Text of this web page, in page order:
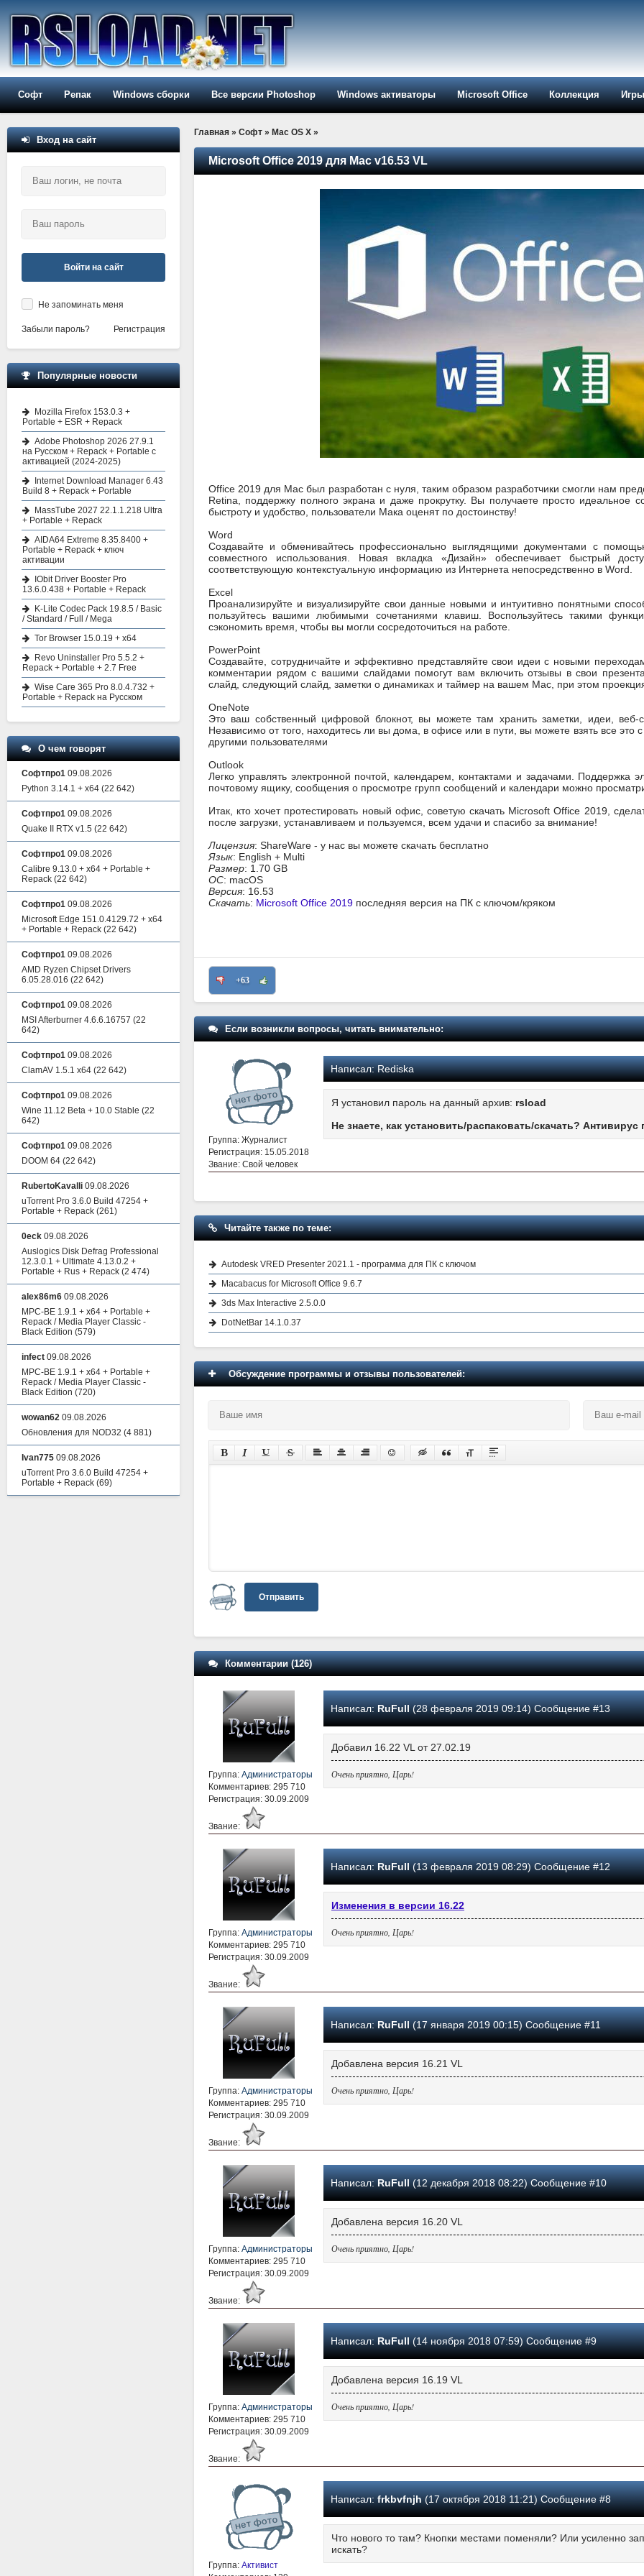
Софт Репак Windows сборки Все версии Photoshop Windows активаторы Microsoft Office Коллекция Игры
Главная » Софт » Mac OS X »
Microsoft Office 2019 для Mac v16.53 VL
Office 2019 для Mac был разработан с нуля, таким образом разработчики смогли нам
Retina, поддержку полного экрана и даже прокрутку. Вы получаете просто идеальное
быстроту и удобство, пользователи Мака оценят по достоинству!
Word
Создавайте и обменивайтесь профессионально выглядящими документами с
совместного использования. Новая вкладка «Дизайн» обеспечивает быстрый
соответствующую контекстуальную информацию из Интернета непосредственно в Word.
Excel
Проанализируйте и визуализируйте свои данные новыми и интуитивно понятными
пользуйтесь вашими любимыми сочетаниями клавиш. Воспользуйтесь такими
сэкономить время, чтобы вы могли сосредоточиться на работе.
PowerPoint
Создавайте, сотрудничайте и эффективно представляйте свои идеи с новыми
комментарии рядом с вашими слайдами помогут вам включить отзывы в свои
слайд, следующий слайд, заметки о динамиках и таймер на вашем Mac, при этом
OneNote
Это ваш собственный цифровой блокнот, вы можете там хранить заметки, идеи,
Независимо от того, находитесь ли вы дома, в офисе или в пути, вы можете взять все
другими пользователями
Outlook
Легко управлять электронной почтой, календарем, контактами и задачами. Поддержка
почтовому ящику, сообщения о просмотре групп сообщений и календари можно
Итак, кто хочет протестировать новый офис, советую скачать Microsoft Office 2019,
после загрузки, устанавливаем и пользуемся, всем удачи и спасибо за внимание!
Лицензия: ShareWare - у нас вы можете скачать бесплатно
Язык: English + Multi
Размер: 1.70 GB
ОС: macOS
Версия: 16.53
Скачать: Microsoft Office 2019 последняя версия на ПК с ключом/кряком
+63
Если возникли вопросы, читать внимательно:
Группа: Журналист
Регистрация: 15.05.2018
Звание: Свой человек
Написал:Rediska
Я установил пароль на данный архив: rsload
Не знаете, как установить/распаковать/скачать?
Читайте также по теме:
Autodesk VRED Presenter 2021.1 - программа для ПК с ключом
Macabacus for Microsoft Office 9.6.7
3ds Max Interactive 2.5.0.0
DotNetBar 14.1.0.37
Обсуждение программы и отзывы пользователей:
Отправить
Комментарии (126)
Группа: Администраторы
Комментариев: 295 710
Регистрация: 30.09.2009
Звание:
Написал: RuFull(28 февраля 2019 09:14) Сообщение #13
Добавил 16.22 VL от 27.02.19
Очень приятно, Царь!
Группа: Администраторы
Комментариев: 295 710
Регистрация: 30.09.2009
Звание:
Написал: RuFull(13 февраля 2019 08:29) Сообщение #12
Изменения в версии 16.22
Очень приятно, Царь!
Группа: Администраторы
Комментариев: 295 710
Регистрация: 30.09.2009
Звание:
Написал: RuFull(17 января 2019 00:15) Сообщение #11
Добавлена версия 16.21 VL
Очень приятно, Царь!
Группа: Администраторы
Комментариев: 295 710
Регистрация: 30.09.2009
Звание:
Написал: RuFull(12 декабря 2018 08:22) Сообщение #10
Добавлена версия 16.20 VL
Очень приятно, Царь!
Группа: Администраторы
Комментариев: 295 710
Регистрация: 30.09.2009
Звание:
Написал: RuFull(14 ноября 2018 07:59) Сообщение #9
Добавлена версия 16.19 VL
Очень приятно, Царь!
Группа: Активист
Написал: frkbvfnjh(17 октября 2018 11:21) Сообщение #8
Что нового то там? Кнопки местами поменяли? Или усиленно
искать?
Вход на сайт
Войти на сайт
Не запоминать меня
Забыли пароль? Регистрация
Популярные новости
Mozilla Firefox 153.0.3 +
Portable + ESR + Repack
Adobe Photoshop 2026 27.9.1
на Русском + Repack + Portable с
активацией (2024-2025)
Internet Download Manager 6.43
Build 8 + Repack + Portable
MassTube 2027 22.1.1.218 Ultra
+ Portable + Repack
AIDA64 Extreme 8.35.8400 +
Portable + Repack + ключ
активации
IObit Driver Booster Pro
13.6.0.438 + Portable + Repack
K-Lite Codec Pack 19.8.5 / Basic
/ Standard / Full / Mega
Tor Browser 15.0.19 + x64
Revo Uninstaller Pro 5.5.2 +
Repack + Portable + 2.7 Free
Wise Care 365 Pro 8.0.4.732 +
Portable + Repack на Русском
О чем говорят
Софтпро1 09.08.2026
Python 3.14.1 + x64 (22 642)
Софтпро1 09.08.2026
Quake II RTX v1.5 (22 642)
Софтпро1 09.08.2026
Calibre 9.13.0 + x64 + Portable +
Repack (22 642)
Софтпро1 09.08.2026
Microsoft Edge 151.0.4129.72 + x64
+ Portable + Repack (22 642)
Софтпро1 09.08.2026
AMD Ryzen Chipset Drivers
6.05.28.016 (22 642)
Софтпро1 09.08.2026
MSI Afterburner 4.6.6.16757 (22
642)
Софтпро1 09.08.2026
ClamAV 1.5.1 x64 (22 642)
Софтпро1 09.08.2026
Wine 11.12 Beta + 10.0 Stable (22
642)
Софтпро1 09.08.2026
DOOM 64 (22 642)
RubertoKavalli 09.08.2026
uTorrent Pro 3.6.0 Build 47254 +
Portable + Repack (261)
0eck 09.08.2026
Auslogics Disk Defrag Professional
12.3.0.1 + Ultimate 4.13.0.2 +
Portable + Rus + Repack (2 474)
alex86m6 09.08.2026
MPC-BE 1.9.1 + x64 + Portable +
Repack / Media Player Classic -
Black Edition (579)
infect 09.08.2026
MPC-BE 1.9.1 + x64 + Portable +
Repack / Media Player Classic -
Black Edition (720)
wowan62 09.08.2026
Обновления для NOD32 (4 881)
Ivan775 09.08.2026
uTorrent Pro 3.6.0 Build 47254 +
Portable + Repack (69)